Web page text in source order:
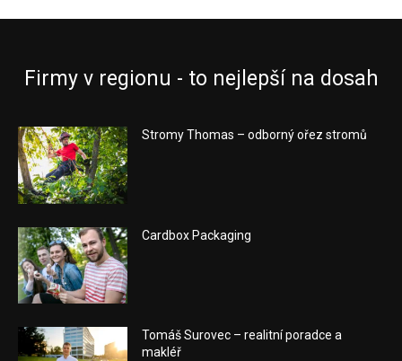
Firmy v regionu - to nejlepší na dosah
Stromy Thomas – odborný ořez stromů
Cardbox Packaging
Tomáš Surovec – realitní poradce a
makléř